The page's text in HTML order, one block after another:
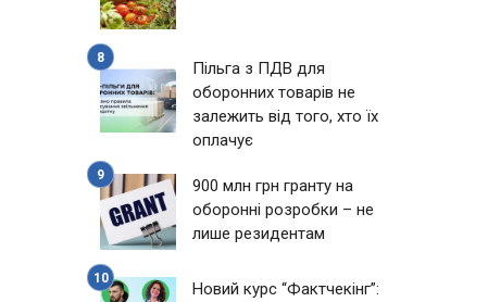
Пільга з ПДВ для
оборонних товарів не
залежить від того, хто їх
оплачує
900 млн грн гранту на
оборонні розробки – не
лише резидентам
Новий курс “Фактчекінг”: